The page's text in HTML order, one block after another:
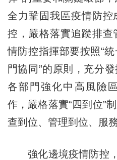
全力鞏固我區疫情防
控，嚴格落實追蹤排
情防控指揮部要按照“
門協同”的原則，充分
各部門強化中高風險
作，嚴格落實“四到位”
查到位、管理到位、服務
強化邊境疫情防控，